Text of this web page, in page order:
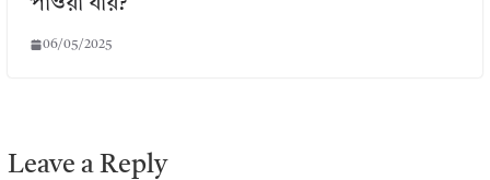
06/05/2025
Leave a Reply